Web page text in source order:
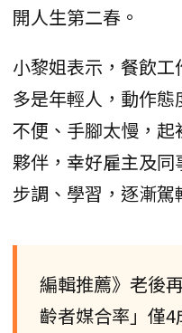
開人生第二春。
小黎姐表示，餐飲
多是年輕人，動作
不便、手腳太慢，
夥伴，幸好雇主及
步調、學習，逐漸駕
編輯推薦》老後
齡者媒合率」僅4